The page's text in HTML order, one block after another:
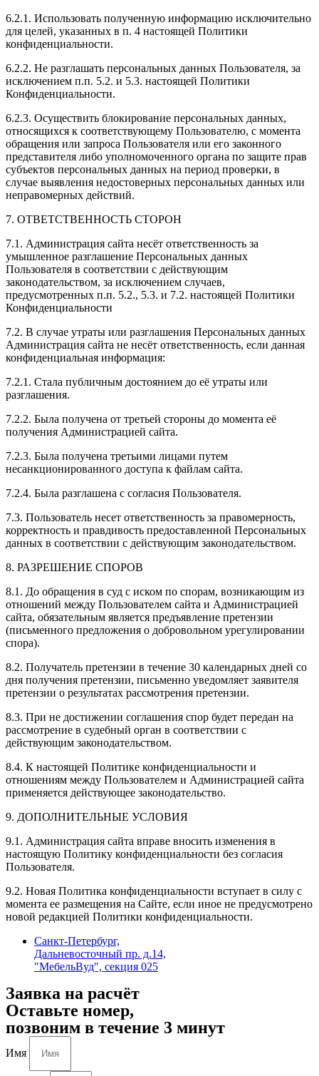
6.2.1. Использовать полученную информацию исключительно
для целей, указанных в п. 4 настоящей Политики
конфиденциальности.
6.2.2. Не разглашать персональных данных Пользователя, за
исключением п.п. 5.2. и 5.3. настоящей Политики
Конфиденциальности.
6.2.3. Осуществить блокирование персональных данных,
относящихся к соответствующему Пользователю, с момента
обращения или запроса Пользователя или его законного
представителя либо уполномоченного органа по защите прав
субъектов персональных данных на период проверки, в
случае выявления недостоверных персональных данных или
неправомерных действий.
7. ОТВЕТСТВЕННОСТЬ СТОРОН
7.1. Администрация сайта несёт ответственность за
умышленное разглашение Персональных данных
Пользователя в соответствии с действующим
законодательством, за исключением случаев,
предусмотренных п.п. 5.2., 5.3. и 7.2. настоящей Политики
Конфиденциальности
7.2. В случае утраты или разглашения Персональных данных
Администрация сайта не несёт ответственность, если данная
конфиденциальная информация:
7.2.1. Стала публичным достоянием до её утраты или
разглашения.
7.2.2. Была получена от третьей стороны до момента её
получения Администрацией сайта.
7.2.3. Была получена третьими лицами путем
несанкционированного доступа к файлам сайта.
7.2.4. Была разглашена с согласия Пользователя.
7.3. Пользователь несет ответственность за правомерность,
корректность и правдивость предоставленной Персональных
данных в соответствии с действующим законодательством.
8. РАЗРЕШЕНИЕ СПОРОВ
8.1. До обращения в суд с иском по спорам, возникающим из
отношений между Пользователем сайта и Администрацией
сайта, обязательным является предъявление претензии
(письменного предложения о добровольном урегулировании
спора).
8.2. Получатель претензии в течение 30 календарных дней со
дня получения претензии, письменно уведомляет заявителя
претензии о результатах рассмотрения претензии.
8.3. При не достижении соглашения спор будет передан на
рассмотрение в судебный орган в соответствии с
действующим законодательством.
8.4. К настоящей Политике конфиденциальности и
отношениям между Пользователем и Администрацией сайта
применяется действующее законодательство.
9. ДОПОЛНИТЕЛЬНЫЕ УСЛОВИЯ
9.1. Администрация сайта вправе вносить изменения в
настоящую Политику конфиденциальности без согласия
Пользователя.
9.2. Новая Политика конфиденциальности вступает в силу с
момента ее размещения на Сайте, если иное не предусмотрено
новой редакцией Политики конфиденциальности.
Санкт-Петербург,
Дальневосточный пр. д.14,
"МебельВуд", секция 025
Заявка на расчёт
Оставьте номер,
позвоним в течение 3 минут
Имя